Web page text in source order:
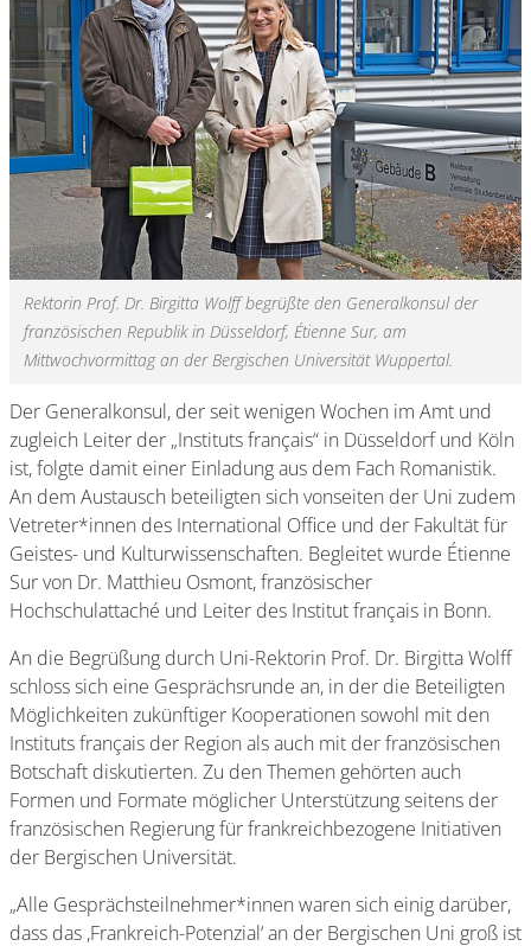
Rektorin Prof. Dr. Birgitta Wolff begrüßte den Generalkonsul der
französischen Republik in Düsseldorf, Étienne Sur, am
Mittwochvormittag an der Bergischen Universität Wuppertal.
Der Generalkonsul, der seit wenigen Wochen im Amt und
zugleich Leiter der „Instituts français“ in Düsseldorf und Köln
ist, folgte damit einer Einladung aus dem Fach Romanistik.
An dem Austausch beteiligten sich vonseiten der Uni zudem
Vetreter*innen des International Office und der Fakultät für
Geistes- und Kulturwissenschaften. Begleitet wurde Étienne
Sur von Dr. Matthieu Osmont, französischer
Hochschulattaché und Leiter des Institut français in Bonn.
An die Begrüßung durch Uni-Rektorin Prof. Dr. Birgitta Wolff
schloss sich eine Gesprächsrunde an, in der die Beteiligten
Möglichkeiten zukünftiger Kooperationen sowohl mit den
Instituts français der Region als auch mit der französischen
Botschaft diskutierten. Zu den Themen gehörten auch
Formen und Formate möglicher Unterstützung seitens der
französischen Regierung für frankreichbezogene Initiativen
der Bergischen Universität.
„Alle Gesprächsteilnehmer*innen waren sich einig darüber,
dass das ,Frankreich-Potenzial‘ an der Bergischen Uni groß ist